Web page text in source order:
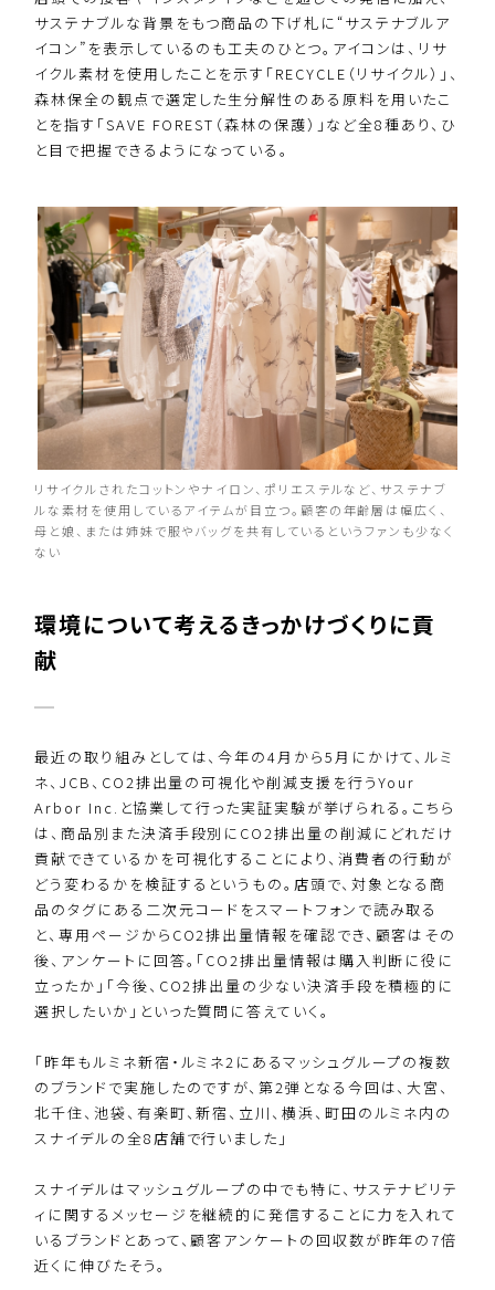
サステナブルな背景をもつ商品の下げ札に“サステナブルア
イコン”を表示しているのも工夫のひとつ。アイコンは、リサ
イクル素材を使用したことを示す「RECYCLE（リサイクル）」、
森林保全の観点で選定した生分解性のある原料を用いたこ
とを指す「SAVE FOREST（森林の保護）」など全8種あり、ひ
と目で把握できるようになっている。
リサイクルされたコットンやナイロン、ポリエステルなど、サステナブ
ルな素材を使用しているアイテムが目立つ。顧客の年齢層は幅広く、
母と娘、または姉妹で服やバッグを共有しているというファンも少なく
ない
環境について考えるきっかけづくりに貢
献
最近の取り組みとしては、今年の4月から5月にかけて、ルミ
ネ、JCB、CO2排出量の可視化や削減支援を行うYour
Arbor Inc.と協業して行った実証実験が挙げられる。こちら
は、商品別また決済手段別にCO2排出量の削減にどれだけ
貢献できているかを可視化することにより、消費者の行動が
どう変わるかを検証するというもの。店頭で、対象となる商
品のタグにある二次元コードをスマートフォンで読み取る
と、専用ページからCO2排出量情報を確認でき、顧客はその
後、アンケートに回答。「CO2排出量情報は購入判断に役に
立ったか」「今後、CO2排出量の少ない決済手段を積極的に
選択したいか」といった質問に答えていく。
「昨年もルミネ新宿・ルミネ2にあるマッシュグループの複数
のブランドで実施したのですが、第2弾となる今回は、大宮、
北千住、池袋、有楽町、新宿、立川、横浜、町田のルミネ内の
スナイデルの全8店舗で行いました」
スナイデルはマッシュグループの中でも特に、サステナビリテ
ィに関するメッセージを継続的に発信することに力を入れて
いるブランドとあって、顧客アンケートの回収数が昨年の7倍
近くに伸びたそう。